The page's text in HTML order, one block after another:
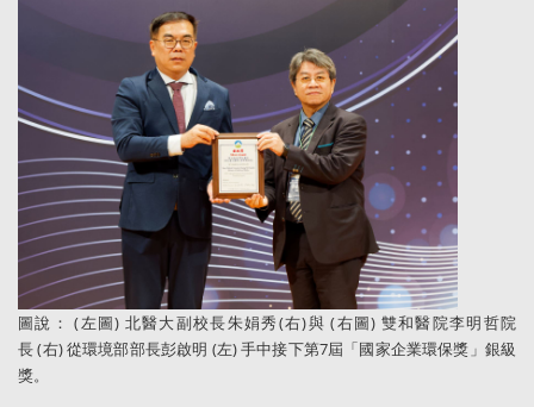
圖說： (左圖) 北醫大副校長朱娟秀(右)與 (右圖) 雙和醫院李明哲院
長(右)從環境部部長彭啟明 (左) 手中接下第7屆「國家企業環保獎」銀級
獎。